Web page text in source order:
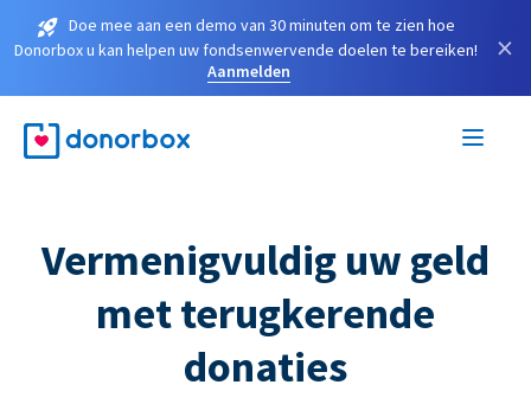
Doe mee aan een demo van 30 minuten om te zien hoe
Donorbox u kan helpen uw fondsenwervende doelen te bereiken!
Aanmelden
×
Vermenigvuldig uw geld
met terugkerende
donaties